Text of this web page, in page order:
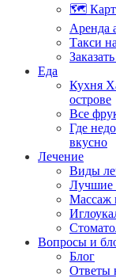
🗺️
Аренда
Такси
Еда
Кухня
острове
Все
Где
вкусно
Лечение
Виды
Лучшие
Массаж
Вопросы и
Блог
Ответы